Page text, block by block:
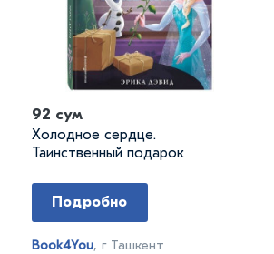
92 сум
Холодное сердце.
Таинственный подарок
Подробно
Book4You, г Ташкент